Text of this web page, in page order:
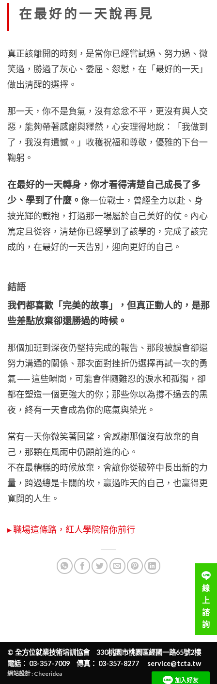
在最好的一天說再見
真正該離開的時刻，是當你已經嘗試過、努力過、微
笑過，勝過了灰心、委屈、怨懟，在「最好的一天」
做出清醒的選擇。
那一天，你不是負氣，沒有忿忿不平，更沒有與人交
惡，能夠帶著感謝與釋然，心安理得地說：「我做到
了，我沒有遺憾。」收穫祝福和尊敬，優雅的下台一
鞠躬。
在最好的一天轉身，你才看得清楚自己成長了多
少、學到了什麼。 像一位戰士，曾經全力以赴、身
披光輝的戰袍，打過那一場屬於自己美好的仗。內心
篤定且從容，清楚你已經學到了該學的，完成了該完
成的，在最好的一天告別，迎向更好的自己。
結語
我們都喜歡「完美的故事」，但真正動人的，是那
些差點放棄卻還勝過的時候。
那個加班到深夜仍堅持完成的報告、那段被誤會卻還
努力溝通的關係、那次面對挫折仍選擇再試一次的勇
氣 ── 這些瞬間，可能會伴隨難忍的淚水和孤獨，卻
都在塑造一個更強大的你；那些你以為撐不過去的黑
夜，終有一天會成為你的底氣與榮光。
當有一天你微笑著回望，會感謝那個沒有放棄的自
己，那顆在風雨中仍願前進的心。
不在最糟糕的時候放棄，會讓你從破碎中長出新的力
量，跨過總是卡關的坎，贏過昨天的自己，也贏得更
寬闊的人生。
▸ 職場這條路，紅人學院陪你前行
© 全方位就業技術培訓協會330桃園市桃園區經國一路65號2樓
電話： 03-357-7009 傳真： 03-357-8277 service@tcta.tw
網站設計 : Cheeridea
線
上
諮
詢